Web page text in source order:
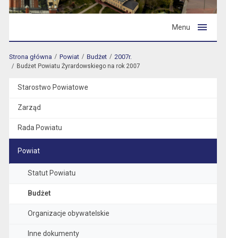
Menu
Strona główna Powiat Budżet 2007r.
Budżet Powiatu Żyrardowskiego na rok 2007
Starostwo Powiatowe
Zarząd
Rada Powiatu
Powiat
Statut Powiatu
Budżet
Organizacje obywatelskie
Inne dokumenty